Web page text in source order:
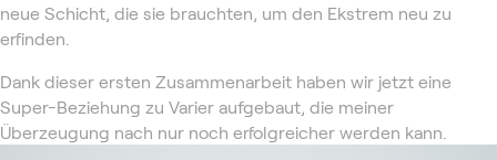
neue Schicht, die sie brauchten, um den Ekstrem neu zu
erfinden.
Dank dieser ersten Zusammenarbeit haben wir jetzt eine
Super-Beziehung zu Varier aufgebaut, die meiner
Überzeugung nach nur noch erfolgreicher werden kann.